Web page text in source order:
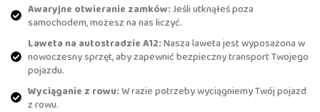
Awaryjne otwieranie zamków: Jeśli utknąłeś poza
samochodem, możesz na nas liczyć.
Laweta na autostradzie A12: Nasza laweta jest wyposażona w
nowoczesny sprzęt, aby zapewnić bezpieczny transport Twojego
pojazdu.
Wyciąganie z rowu: W razie potrzeby wyciągniemy Twój pojazd
z rowu.